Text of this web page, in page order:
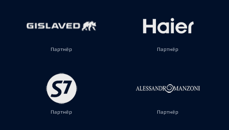
Партнёр Партнёр
Партнёр Партнёр